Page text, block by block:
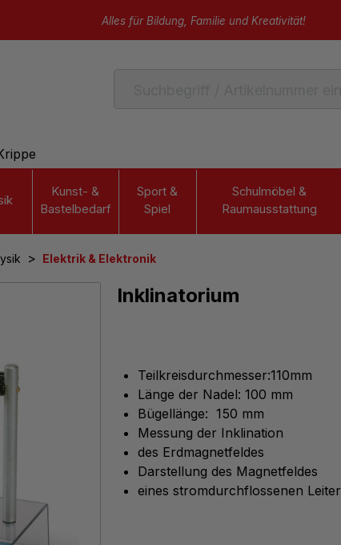
Alles für Bildung, Familie und Kreativität!
Kunst- &
Bastelbedarf
Sport &
Spiel
Schulmöbel &
Raumausstattung
> Elektrik & Elektronik
Inklinatorium
Teilkreisdurchmesser:110mm
Länge der Nadel: 100 mm
Bügellänge: 150 mm
Messung der Inklination
des Erdmagnetfeldes
Darstellung des Magnetfeldes
eines stromdurchflossenen